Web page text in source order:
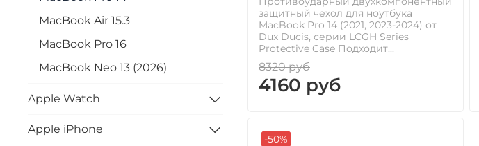
защитный чехол для ноутбука
MacBook Pro 14 (2021, 2023-2024) от
Dux Ducis, серии LCGH Series
Protective Case Подходит...
8320 руб
4160 руб
-50%
MacBook Air 15.3
MacBook Pro 16
MacBook Neo 13 (2026)
Apple Watch
Apple iPhone